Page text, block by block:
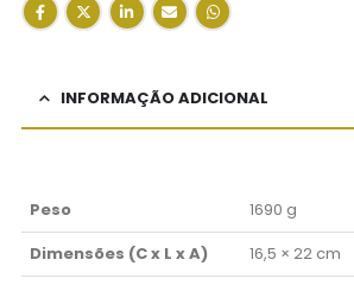
INFORMAÇÃO ADICIONAL
Peso
1690 g
Dimensões (C x L x A)
16,5 × 22 cm